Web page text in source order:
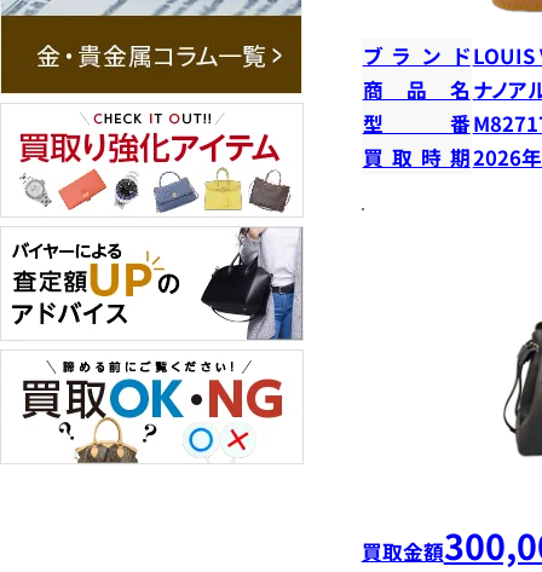
ブランドLOUIS
商品名 ナノア
型番
買取時期2026
買取金額